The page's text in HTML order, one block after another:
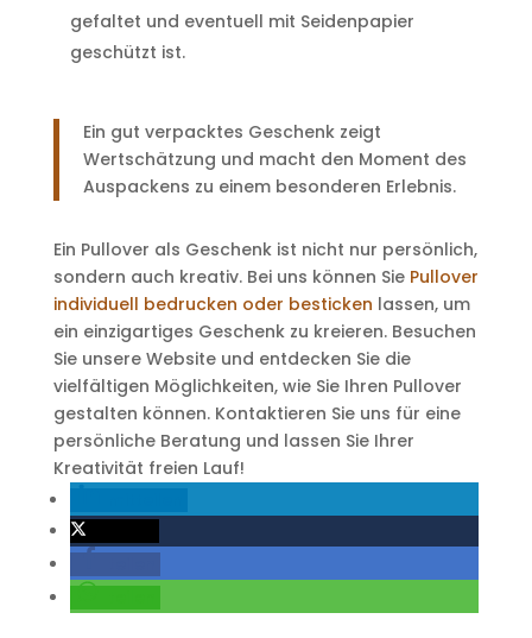
gefaltet und eventuell mit Seidenpapier
geschützt ist.
Ein gut verpacktes Geschenk zeigt
Wertschätzung und macht den Moment des
Auspackens zu einem besonderen Erlebnis.
Ein Pullover als Geschenk ist nicht nur persönlich,
sondern auch kreativ. Bei uns können Sie Pullover
individuell bedrucken oder besticken lassen, um
ein einzigartiges Geschenk zu kreieren. Besuchen
Sie unsere Website und entdecken Sie die
vielfältigen Möglichkeiten, wie Sie Ihren Pullover
gestalten können. Kontaktieren Sie uns für eine
persönliche Beratung und lassen Sie Ihrer
Kreativität freien Lauf!